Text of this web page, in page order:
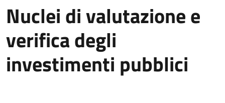
Nuclei di valutazione e
verifica degli
investimenti pubblici